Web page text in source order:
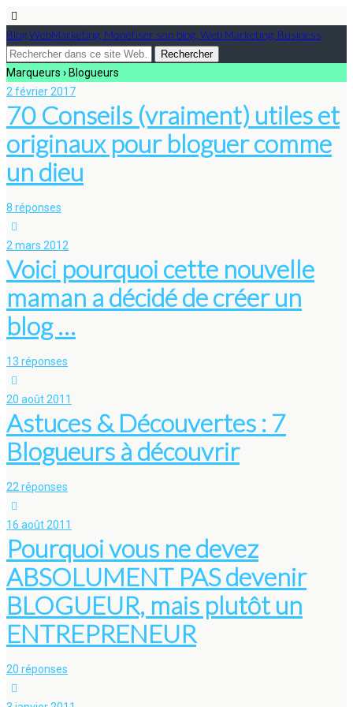
Blog WebMarketing, Monétiser son blog, Web Marketing, Business
Marqueurs › Blogueurs
2 février 2017
70 Conseils (vraiment) utiles et
originaux pour bloguer comme
un dieu
8 réponses
2 mars 2012
Voici pourquoi cette nouvelle
maman a décidé de créer un
blog …
13 réponses
20 août 2011
Astuces & Découvertes : 7
Blogueurs à découvrir
22 réponses
16 août 2011
Pourquoi vous ne devez
ABSOLUMENT PAS devenir
BLOGUEUR, mais plutôt un
ENTREPRENEUR
20 réponses